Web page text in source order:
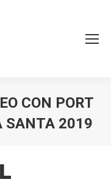
CON PORT
SANTA 2019